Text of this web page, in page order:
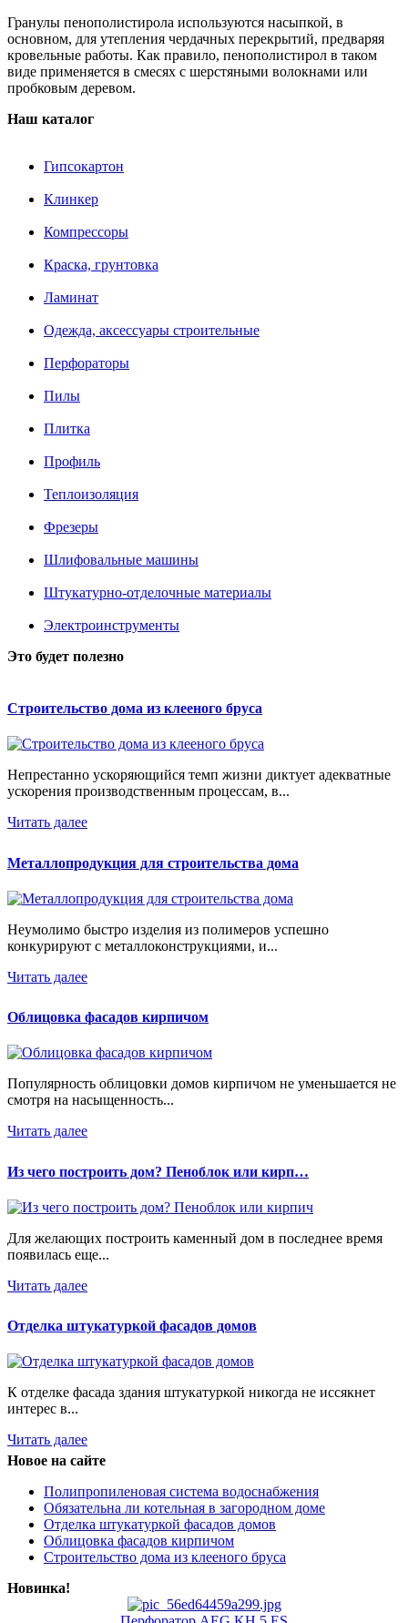
Гранулы пенополистирола используются насыпкой, в
основном, для утепления чердачных перекрытий, предваряя
кровельные работы. Как правило, пенополистирол в таком
виде применяется в смесях с шерстяными волокнами или
пробковым деревом.
Наш каталог
Гипсокартон
Клинкер
Компрессоры
Краска, грунтовка
Ламинат
Одежда, аксессуары строительные
Перфораторы
Пилы
Плитка
Профиль
Теплоизоляция
Фрезеры
Шлифовальные машины
Штукатурно-отделочные материалы
Электроинструменты
Это будет полезно
Строительство дома из клееного бруса
Непрестанно ускоряющийся темп жизни диктует адекватные
ускорения производственным процессам, в...
Читать далее
Металлопродукция для строительства дома
Неумолимо быстро изделия из полимеров успешно
конкурируют с металлоконструкциями, и...
Читать далее
Облицовка фасадов кирпичом
Популярность облицовки домов кирпичом не уменьшается не
смотря на насыщенность...
Читать далее
Из чего построить дом? Пеноблок или кирп…
Для желающих построить каменный дом в последнее время
появилась еще...
Читать далее
Отделка штукатуркой фасадов домов
К отделке фасада здания штукатуркой никогда не иссякнет
интерес в...
Читать далее
Новое на сайте
Полипропиленовая система водоснабжения
Обязательна ли котельная в загородном доме
Отделка штукатуркой фасадов домов
Облицовка фасадов кирпичом
Строительство дома из клееного бруса
Новинка!